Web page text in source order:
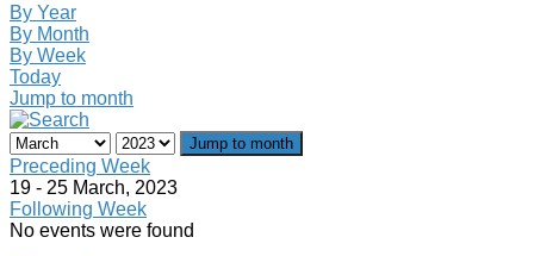
By Year
By Month
By Week
Today
Jump to month
Jump to month
Preceding Week
19 - 25 March, 2023
Following Week
No events were found